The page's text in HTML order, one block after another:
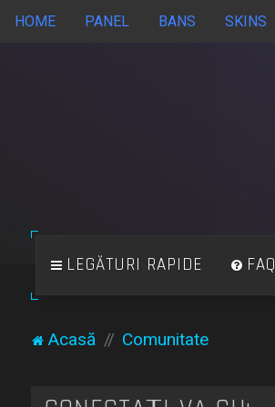
HOME PANEL BANS SKINS
LEGĂTURI RAPIDE FAQ
Acasă Comunitate